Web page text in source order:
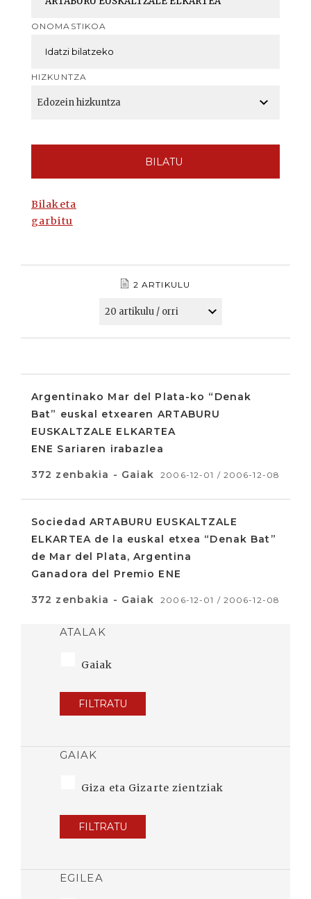
ONOMASTIKOA
HIZKUNTZA
BILATU
Bilaketa
garbitu
2 ARTIKULU
Argentinako Mar del Plata-ko “Denak
Bat” euskal etxearen ARTABURU
EUSKALTZALE ELKARTEA
ENE Sariaren irabazlea
372 zenbakia - Gaiak 2006-12-01 / 2006-12-08
Sociedad ARTABURU EUSKALTZALE
ELKARTEA de la euskal etxea “Denak Bat”
de Mar del Plata, Argentina
Ganadora del Premio ENE
372 zenbakia - Gaiak 2006-12-01 / 2006-12-08
ATALAK
Gaiak
FILTRATU
GAIAK
Giza eta Gizarte zientziak
FILTRATU
EGILEA